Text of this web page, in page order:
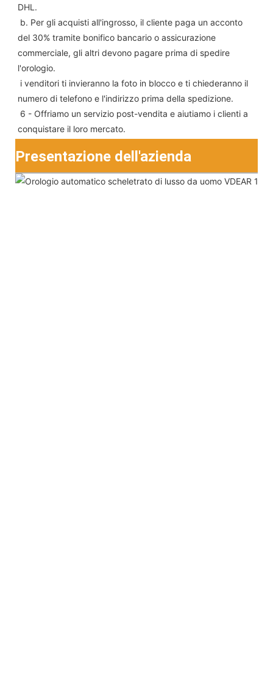
DHL.
del 30% tramite bonifico bancario o assicurazione
commerciale, gli altri devono pagare prima di spedire
l'orologio.
numero di telefono e l'indirizzo prima della spedizione.
conquistare il loro mercato.
Presentazione dell'azienda